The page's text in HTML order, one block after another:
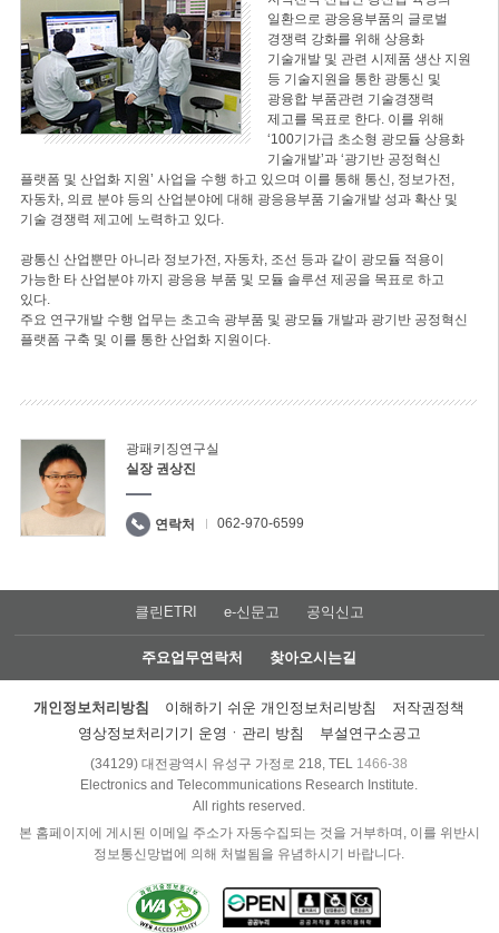
일환으로 광응용부품의 글로벌
경쟁력 강화를 위해 상용화
기술개발 및 관련 시제품 생산 지원
등 기술지원을 통한 광통신 및
광융합 부품관련 기술경쟁력
제고를 목표로 한다. 이를 위해
‘100기가급 초소형 광모듈 상용화
기술개발’과 ‘광기반 공정혁신
플랫폼 및 산업화 지원’ 사업을 수행 하고 있으며 이를 통해 통신, 정보가전,
자동차, 의료 분야 등의 산업분야에 대해 광응용부품 기술개발 성과 확산 및
기술 경쟁력 제고에 노력하고 있다.
광통신 산업뿐만 아니라 정보가전, 자동차, 조선 등과 같이 광모듈 적용이
가능한 타 산업분야 까지 광응용 부품 및 모듈 솔루션 제공을 목표로 하고
있다.
주요 연구개발 수행 업무는 초고속 광부품 및 광모듈 개발과 광기반 공정혁신
플랫폼 구축 및 이를 통한 산업화 지원이다.
광패키징연구실
실장 권상진
연락처 062-970-6599
클린ETRI e-신문고 공익신고
주요업무연락처 찾아오시는길
개인정보처리방침 이해하기 쉬운 개인정보처리방침
저작권정책
영상정보처리기기 운영ㆍ관리 방침
부설연구소공고
(34129) 대전광역시 유성구 가정로 218, TEL 1466-38
Electronics and Telecommunications Research Institute.
All rights reserved.
본 홈페이지에 게시된 이메일 주소가 자동수집되는 것을 거부하며, 이를 위반시
정보통신망법에 의해 처벌됨을 유념하시기 바랍니다.